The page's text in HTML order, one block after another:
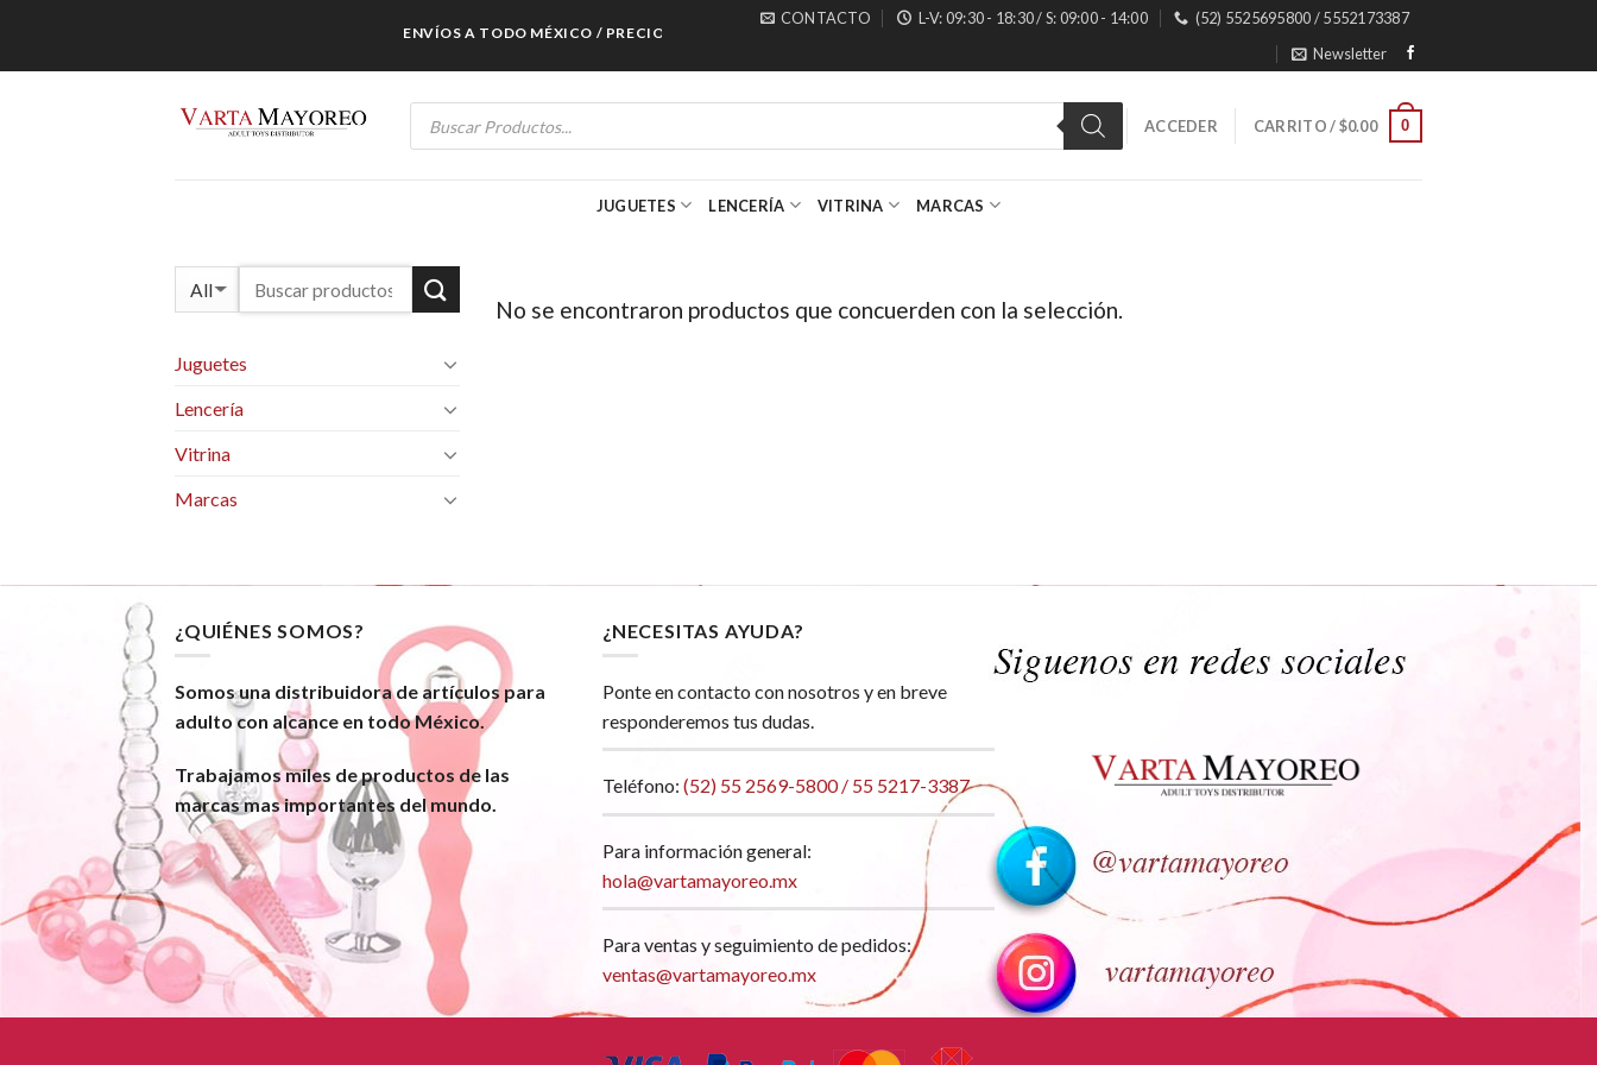
content
ENVÍOS A TODO MÉXICO / PRECIOS ESPECIALES PARA MAYORISTAS
CONTACTO L-V: 09:30 - 18:30 / S: 09:00 - 14:00
(52) 5525695800 / 5552173387
Newsletter
Products
search
ACCEDER CARRITO /$0.00 0
JUGUETES LENCERÍA VITRINA MARCAS
Juguetes
Lencería
Vitrina
Marcas
No se encontraron productos que concuerden con la selección.
¿QUIÉNES SOMOS?
Somos una distribuidora de artículos para
adulto con alcance en todo México.
Trabajamos miles de productos de las
marcas mas importantes del mundo.
¿NECESITAS AYUDA?
Ponte en contacto con nosotros y en breve
responderemos tus dudas.
Teléfono: (52) 55 2569-5800 / 55 5217-3387
Para información general:
hola@vartamayoreo.mx
Para ventas y seguimiento de pedidos:
ventas@vartamayoreo.mx